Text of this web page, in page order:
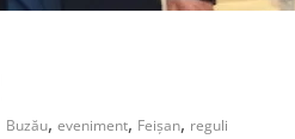
Buzău, eveniment, Feișan, reguli